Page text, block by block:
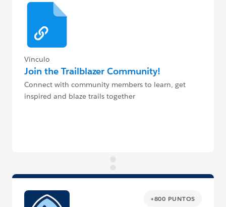
Vínculo
Join the Trailblazer Community!
Connect with community members to learn, get
inspired and blaze trails together
+800 PUNTOS